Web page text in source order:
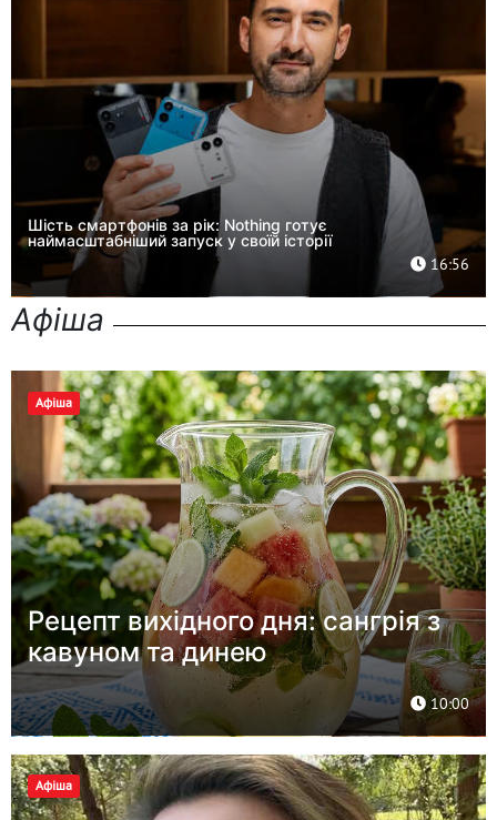
Шість смартфонів за рік: Nothing готує
наймасштабніший запуск у своїй історії
16:56
Афіша
Афіша
Рецепт вихідного дня: сангрія з
кавуном та динею
10:00
Афіша